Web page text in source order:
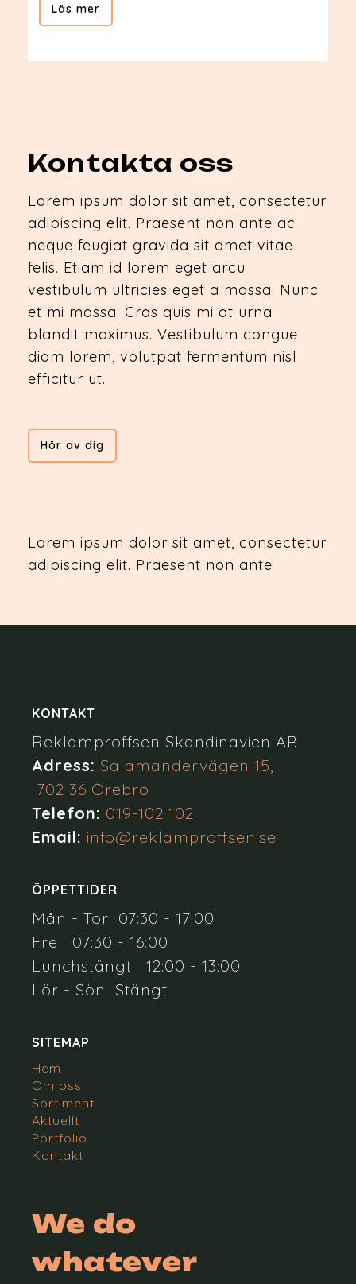
Läs mer
Kontakta oss
Lorem ipsum dolor sit amet, consectetur
adipiscing elit. Praesent non ante ac
neque feugiat gravida sit amet vitae
felis. Etiam id lorem eget arcu
vestibulum ultricies eget a massa. Nunc
et mi massa. Cras quis mi at urna
blandit maximus. Vestibulum congue
diam lorem, volutpat fermentum nisl
efficitur ut.
Hör av dig
Lorem ipsum dolor sit amet, consectetur
adipiscing elit. Praesent non ante
KONTAKT
Reklamproffsen Skandinavien AB
Adress: Salamandervägen 15,
702 36 Örebro
Telefon: 019-102 102
Email: info@reklamproffsen.se
ÖPPETTIDER
Mån - Tor 07:30 - 17:00
Fre 07:30 - 16:00
Lunchstängt 12:00 - 13:00
Lör - Sön Stängt
SITEMAP
Hem
Om oss
Sortiment
Aktuellt
Portfolio
Kontakt
We do
whatever